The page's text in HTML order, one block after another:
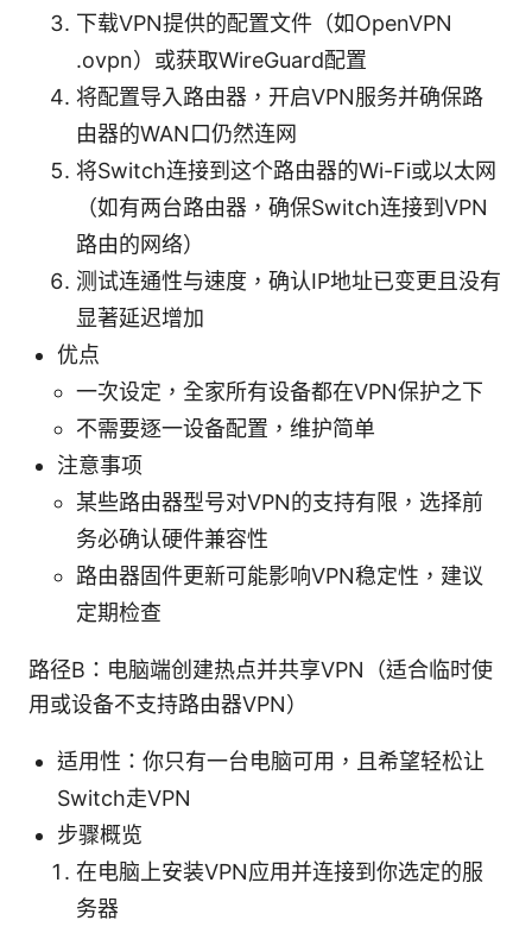
下载VPN提供的配置文件（如OpenVPN
.ovpn）或获取WireGuard配置
将配置导入路由器，开启VPN服务并确保路
由器的WAN口仍然连网
将Switch连接到这个路由器的Wi-Fi或以太网
（如有两台路由器，确保Switch连接到VPN
路由的网络）
测试连通性与速度，确认IP地址已变更且没有
显著延迟增加
优点
一次设定，全家所有设备都在VPN保护之下
不需要逐一设备配置，维护简单
注意事项
某些路由器型号对VPN的支持有限，选择前
务必确认硬件兼容性
路由器固件更新可能影响VPN稳定性，建议
定期检查
路径B：电脑端创建热点并共享VPN（适合临时使
用或设备不支持路由器VPN）
适用性：你只有一台电脑可用，且希望轻松让
Switch走VPN
步骤概览
在电脑上安装VPN应用并连接到你选定的服
务器